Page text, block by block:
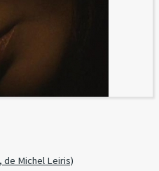
de Michel Leiris)